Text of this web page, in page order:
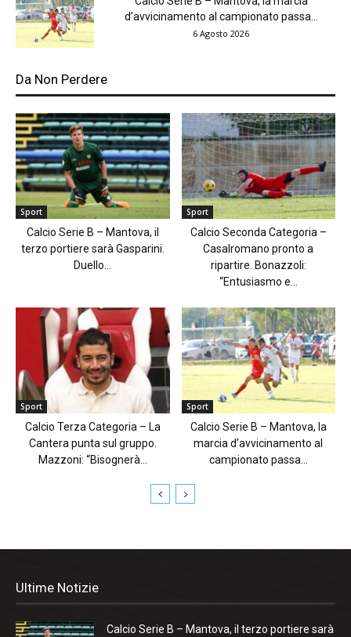
d’avvicinamento al campionato passa...
6 Agosto 2026
Da Non Perdere
Sport
Calcio Serie B – Mantova, il
terzo portiere sarà Gasparini.
Duello...
Sport
Calcio Seconda Categoria –
Casalromano pronto a
ripartire. Bonazzoli:
“Entusiasmo e...
Sport
Calcio Terza Categoria – La
Cantera punta sul gruppo.
Mazzoni: “Bisognerà...
Sport
Calcio Serie B – Mantova, la
marcia d’avvicinamento al
campionato passa...
Ultime Notizie
Calcio Serie B – Mantova, il terzo portiere sarà